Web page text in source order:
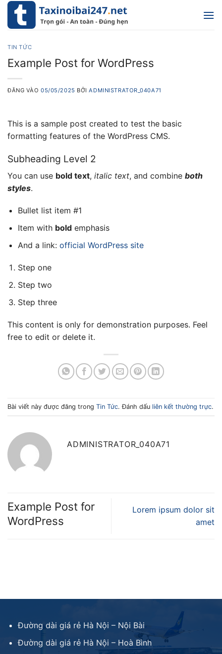
Bỏ
nội
dungTIN TỨC
Example Post for WordPress
ĐĂNG VÀO05/05/2025 BỞIADMINISTRATOR_040A71
This is a sample post created to test the basic
formatting features of the WordPress CMS.
Subheading Level 2
You can use bold text, italic text, and combine both
styles.
Bullet list item #1
Item with boldemphasis
And a link: official WordPress site
Step one
Step two
Step three
This content is only for demonstration purposes. Feel
free to edit or delete it.
Bài viết này được đăng trong Tin Tức. Đánh dấu liên kết thường trực.
ADMINISTRATOR_040A71
Example Post for
WordPress
Lorem ipsum dolor sit
amet
Đường dài giá rẻ Hà Nội – Nội Bài
Đường dài giá rẻ Hà Nội – Hoà Bình